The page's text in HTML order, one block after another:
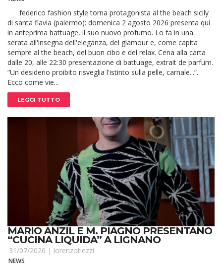
federico fashion style torna protagonista al the beach sicily
di santa flavia (palermo): domenica 2 agosto 2026 presenta qui
in anteprima battuage, il suo nuovo profumo. Lo fa in una
serata all'insegna dell'eleganza, del glamour e, come capita
sempre al the beach, del buon cibo e del relax. Cena alla carta
dalle 20, alle 22:30 presentazione di battuage, extrait de parfum.
“Un desiderio proibito risveglia l'istinto sulla pelle, carnale...”.
Ecco come vie...
LEGGI TUTTO
MARIO ANZIL E M. PIAGNO PRESENTANO
“CUCINA LIQUIDA” A LIGNANO
31/07/2026 | lorenzotiezzi
NEWS